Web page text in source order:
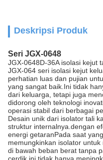
Deskripsi Produk
Seri JGX-0648
JGX-0648D-36A isolasi kejut
JGX-064 seri isolasi kejut
perhatian luas dan pujian
yang sangat baik.Ini tidak
dari keluarga, tetapi juga
didorong oleh teknologi
operasi stabil dari berbagai
Desain unik dari isolator tali
struktur internalnya.dengan
energi getaranPada saat
memungkinkan isolator
di bawah beban berat tanpa